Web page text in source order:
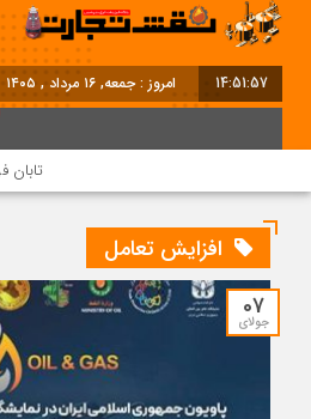
14:51:58 امروز : جمعه, ۱۶ مرداد , ۱۴۰۵
تابان
افزایش تعامل
07
جولای